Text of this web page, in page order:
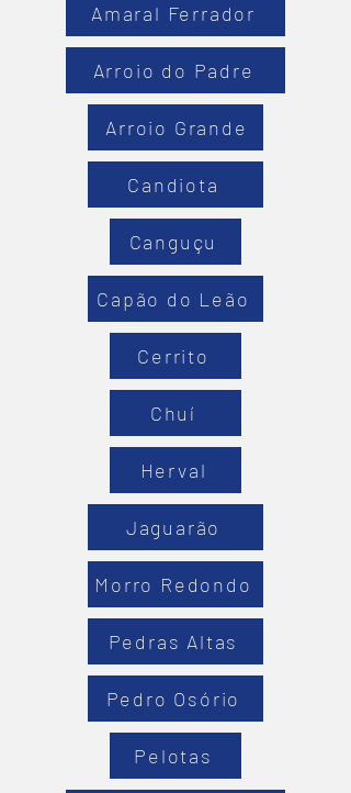
Amaral Ferrador
Arroio do Padre
Arroio Grande
Candiota
Canguçu
Capão do Leão
Cerrito
Chuí
Herval
Jaguarão
Morro Redondo
Pedras Altas
Pedro Osório
Pelotas